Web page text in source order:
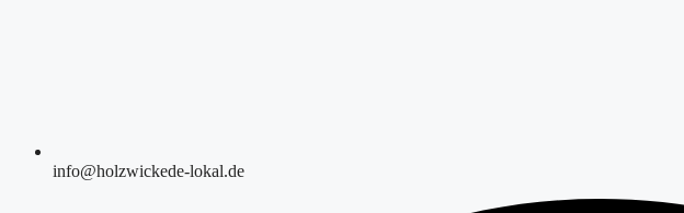
info@holzwickede-lokal.de